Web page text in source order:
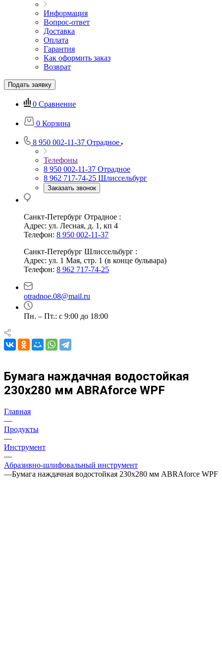
Информация
Вопрос-ответ
Доставка
Оплата
Гарантия
Как оформить заказ
Возврат
Подать заявку
0 Сравнение
0 Корзина
8 950 002-11-37 Отрадное
Телефоны
8 950 002-11-37 Отрадное
8 962 717-74-25 Шлиссельбург
Заказать звонок
Санкт-Петербург Отрадное :
Адрес: ул. Лесная, д. 1, кп 4
Телефон: 8 950 002-11-37
Санкт-Петербург Шлиссельбург :
Адрес: ул. 1 Мая, стр. 1 (в конце бульвара)
Телефон: 8 962 717-74-25
otradnoe.08@mail.ru
Пн. – Пт.: с 9:00 до 18:00
Бумага наждачная водостойкая
230х280 мм ABRAforce WPF
Главная
—
Продукты
—
Инструмент
—
Абразивно-шлифовальный инструмент
—Бумага наждачная водостойкая 230х280 мм ABRAforce WPF